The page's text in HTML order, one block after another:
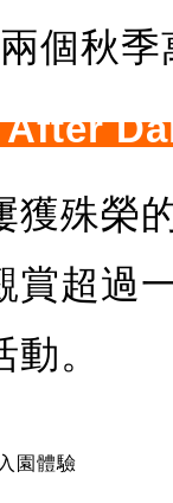
個秋
After
獲殊榮
賞超過
。
園體驗